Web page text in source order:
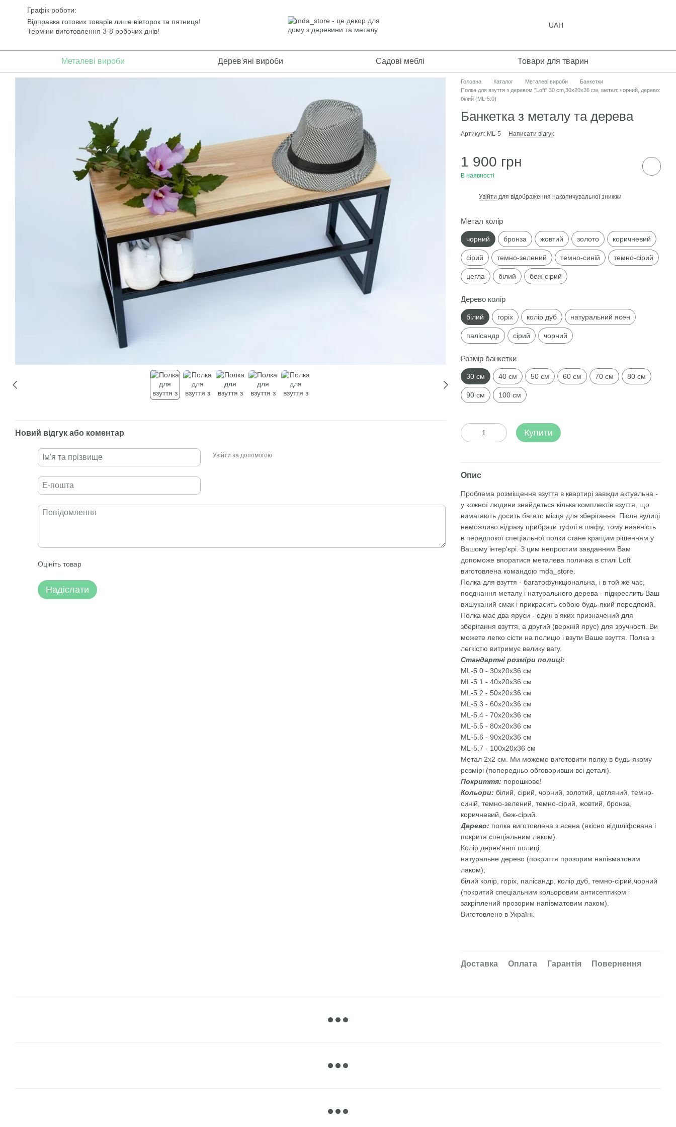
Перейти до основного контенту
Графік роботи:
Відправка готових товарів лише вівторок та пятниця!
Терміни виготовлення 3-8 робочих днів!
UAH
Металеві вироби Дерев'яні вироби Садові меблі Товари для тварин
Головна Каталог Металеві вироби
Банкетки
Полка для взуття з деревом "Loft" 30 cm,30х20х36 см, метал: чорний, дерево:
білий (ML-5.0)
Банкетка з металу та дерева
Артикул: ML-5 Написати відгук
1 900 грн
В наявності
Увійти для відображення накопичувальної знижки
Метал колір
чорний бронза жовтий золото коричневий
сірий темно-зелений темно-синій темно-сірий
цегла білий беж-сірий
Дерево колір
білий горіх колір дуб натуральний ясен
палісандр сірий чорний
Розмір банкетки
30 см 40 см 50 см 60 см 70 см 80 см
90 см 100 см
Купити
Опис
Проблема розміщення взуття в квартирі завжди актуальна -
у кожної людини знайдеться кілька комплектів взуття, що
вимагають досить багато місця для зберігання. Після вулиці
неможливо відразу прибрати туфлі в шафу, тому наявність
в передпокої спеціальної полки стане кращим рішенням у
Вашому інтер'єрі. З цим непростим завданням Вам
допоможе впоратися металева поличка в стилі Loft
виготовлена ​​командою mda_store.
Полка для взуття - багатофункціональна, і в той же час,
поєднання металу і натурального дерева - підкреслить Ваш
вишуканий смак і прикрасить собою будь-який передпокій.
Полка має два яруси - один з яких призначений для
зберігання взуття, а другий (верхній ярус) для зручності. Ви
можете легко сісти на полицю і взути Ваше взуття. Полка з
легкістю витримує велику вагу.
Стандартні розміри полиці:
ML-5.0 - 30х20х36 см
ML-5.1 - 40х20х36 см
ML-5.2 - 50х20х36 см
ML-5.3 - 60х20х36 см
ML-5.4 - 70х20х36 см
ML-5.5 - 80х20х36 см
ML-5.6 - 90x20x36 см
ML-5.7 - 100x20x36 см
Метал 2х2 см. Ми можемо виготовити полку в будь-якому
розмірі (попередньо обговоривши всі деталі).
Покриття: порошкове!
Кольори: білий, сірий, чорний, золотий, цегляний, темно-
синій, темно-зелений, темно-сірий, жовтий, бронза,
коричневий, беж-сірий.
Дерево: полка виготовлена з ясена (якісно відшліфована і
покрита спеціальним лаком).
Колір дерев'яної полиці:
натуральне дерево (покриття прозорим напівматовим
лаком);
білий колір, горіх, палісандр, колір дуб, темно-сірий,чорний
(покритий спеціальним кольоровим антисептиком і
закріплений прозорим напівматовим лаком).
Виготовлено в Україні.
Доставка Оплата Гарантія Повернення
Новий відгук або коментар
Увійти за допомогою
Оцініть товар
Надіслати